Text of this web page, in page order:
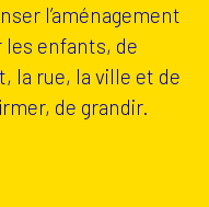
l’aménagement
les enfants, de
la rue, la ville et de
de grandir.